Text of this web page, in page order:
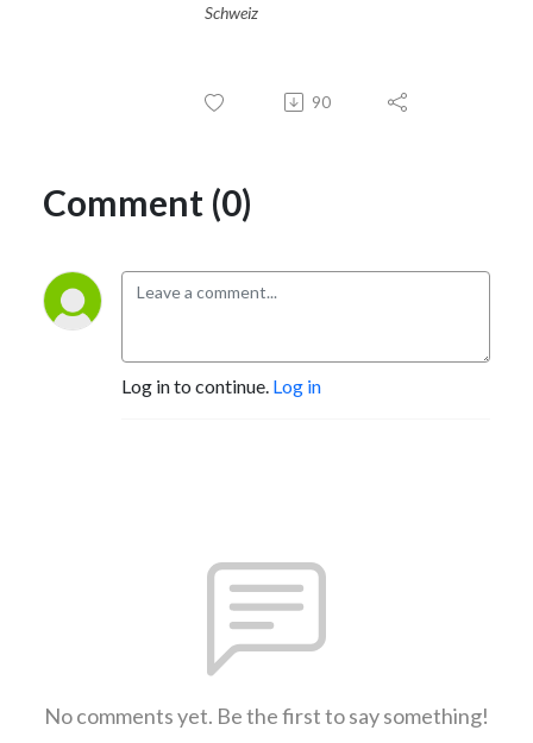
Schweiz
90
Comment (0)
Log in to continue. Log in
No comments yet. Be the first to say something!